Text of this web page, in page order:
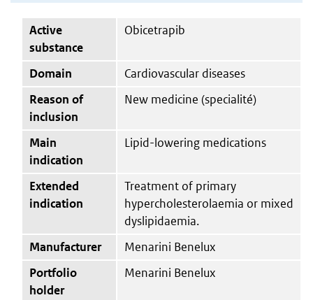
Active
substance
Obicetrapib
Domain
Cardiovascular diseases
Reason of
inclusion
New medicine (specialité)
Main
indication
Lipid-lowering medications
Extended
indication
Treatment of primary
hypercholesterolaemia or mixed
dyslipidaemia.
Manufacturer
Menarini Benelux
Portfolio
holder
Menarini Benelux